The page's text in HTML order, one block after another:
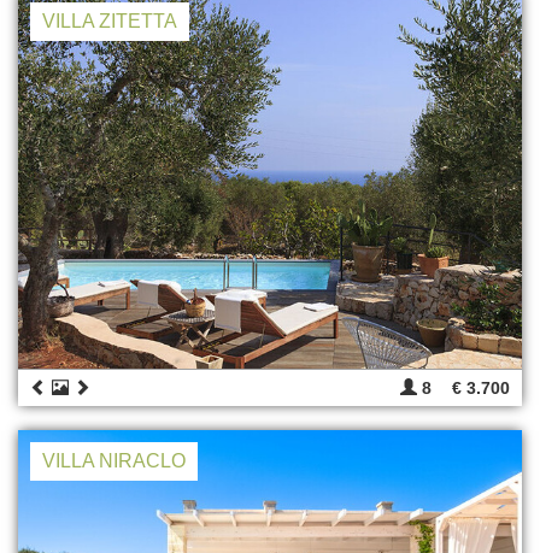
VILLA ZITETTA
8 € 3.700
VILLA NIRACLO